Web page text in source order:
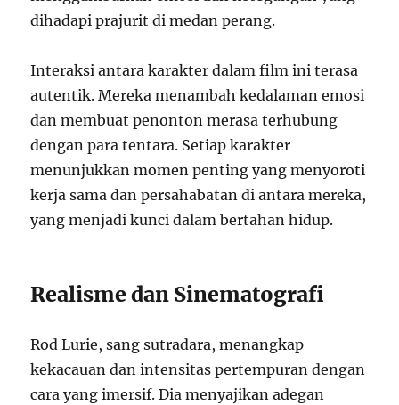
dihadapi prajurit di medan perang.
Interaksi antara karakter dalam film ini terasa
autentik. Mereka menambah kedalaman emosi
dan membuat penonton merasa terhubung
dengan para tentara. Setiap karakter
menunjukkan momen penting yang menyoroti
kerja sama dan persahabatan di antara mereka,
yang menjadi kunci dalam bertahan hidup.
Realisme dan Sinematografi
Rod Lurie, sang sutradara, menangkap
kekacauan dan intensitas pertempuran dengan
cara yang imersif. Dia menyajikan adegan